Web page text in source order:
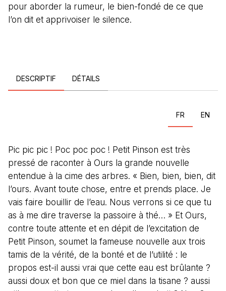
pour aborder la rumeur, le bien-fondé de ce que
l’on dit et apprivoiser le silence.
DESCRIPTIF DÉTAILS
FR EN
Pic pic pic ! Poc poc poc ! Petit Pinson est très
pressé de raconter à Ours la grande nouvelle
entendue à la cime des arbres. « Bien, bien, bien, dit
l’ours. Avant toute chose, entre et prends place. Je
vais faire bouillir de l’eau. Nous verrons si ce que tu
as à me dire traverse la passoire à thé… » Et Ours,
contre toute attente et en dépit de l’excitation de
Petit Pinson, soumet la fameuse nouvelle aux trois
tamis de la vérité, de la bonté et de l’utilité : le
propos est-il aussi vrai que cette eau est brûlante ?
aussi doux et bon que ce miel dans la tisane ? aussi